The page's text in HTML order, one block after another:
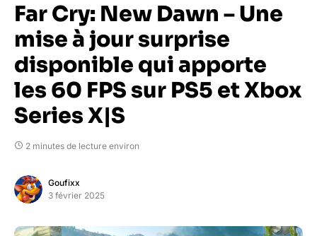
Far Cry: New Dawn – Une
mise à jour surprise
disponible qui apporte
les 60 FPS sur PS5 et Xbox
Series X|S
2 minutes de lecture environ
Goufixx
3 février 2025